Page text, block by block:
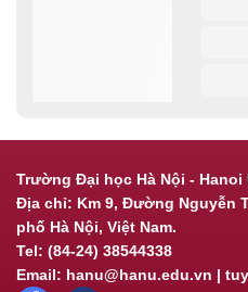
Trường Đại học Hà Nội - Hanoi
Địa chỉ: Km 9, Đường Nguyễn
phố Hà Nội, Việt Nam.
Tel: (84-24) 38544338
Email: hanu@hanu.edu.vn |